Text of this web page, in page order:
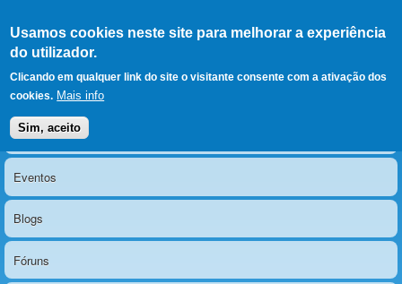
Usamos cookies neste site para melhorar a experiência
do utilizador.
Clicando em qualquer link do site o visitante consente com a ativação dos
cookies. Mais info
Sim, aceito
LERPARAVER , ir para a
página principal
O portal da visão diferente
Menu principal
Notícias
Eventos
Blogs
Fóruns